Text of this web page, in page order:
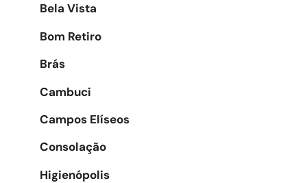
Bela Vista
Bom Retiro
Brás
Cambuci
Campos Elíseos
Consolação
Higienópolis